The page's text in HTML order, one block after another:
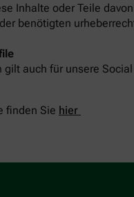
Inhalte oder Teile
benötigten
gilt auch für unsere
finden Sie hier